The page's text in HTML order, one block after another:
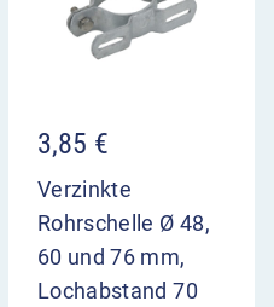
3,85 €
Verzinkte
Rohrschelle Ø 48,
60 und 76 mm,
Lochabstand 70